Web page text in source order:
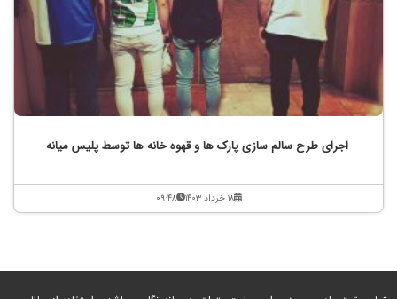
اجرای طرح سالم سازی پارک ها و قهوه خانه ها توسط پلیس میانه
۱۸ خرداد ۱۴۰۳ ۰۹:۴۸